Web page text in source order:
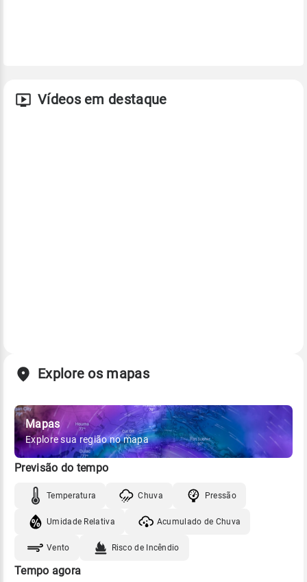
Vídeos em destaque
Explore os mapas
Mapas
Explore sua região no mapa
Previsão do tempo
Temperatura Chuva Pressão
Umidade Relativa Acumulado de Chuva
Vento Risco de Incêndio
Tempo agora